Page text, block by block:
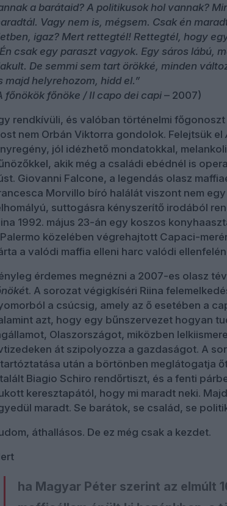
a barátaid? A politikusok hol vannak?
Vagy nem is, mégsem. Csak én
igaz? Mert rettegtél! Rettegtél, hogy
csak egy paraszt vagyok. Egy sáros lábú,
De semmi sem tart örökké, minden
majd helyrehozom, hidd el.”
főnökök főnöke / Il capo dei capi– 2007)
rendkívüli, és valóban történelmi
nem Orbán Viktorra gondolok. Felejtsük el
jól idézhető mondatokkal,
akik még a családi ebédnél is
Giovanni Falcone, a legendás olasz
Morvillo bíró halálát viszont nem
suttogásra kényszerítő irodából
1992. május 23-án egy koszos
közelében végrehajtott Capaci-
a valódi maffia elleni harc valódi
érdemes megnézni a 2007-es olasz
t. A sorozat végigkíséri Riina
a csúcsig, amely az ő esetében a
azt, hogy egy bűnszervezet hogyan
Olaszországot, miközben
át szipolyozza a gazdaságot. A
után a börtönben meglátogatja
Biagio Schiro rendőrtiszt, és a fenti
keresztapától, hogy mi maradt neki.
maradt. Se barátok, se család, se
áthallásos. De ez még csak a kezdet.
ha Magyar Péter szerint az elmúlt